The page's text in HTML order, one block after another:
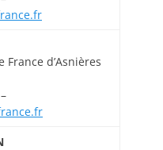
d’Asnières